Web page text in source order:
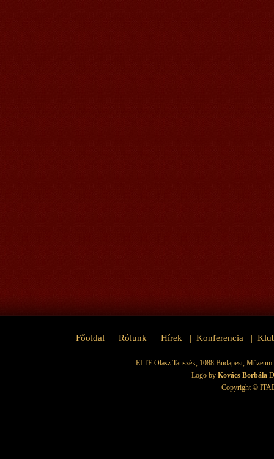
Főoldal| Rólunk| Hírek| Konferencia|
ELTE Olasz Tanszék, 1088 Budapest,
Logo by Kovács Borbála
Copyright ©